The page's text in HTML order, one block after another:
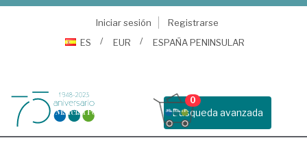
Iniciar sesión
Registrarse
ES
EUR ESPAÑA PENINSULAR
Busqueda avanzada
0